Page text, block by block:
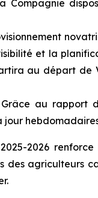
Compagnie
et la
au départ de
au rapport
2026
des agriculteurs